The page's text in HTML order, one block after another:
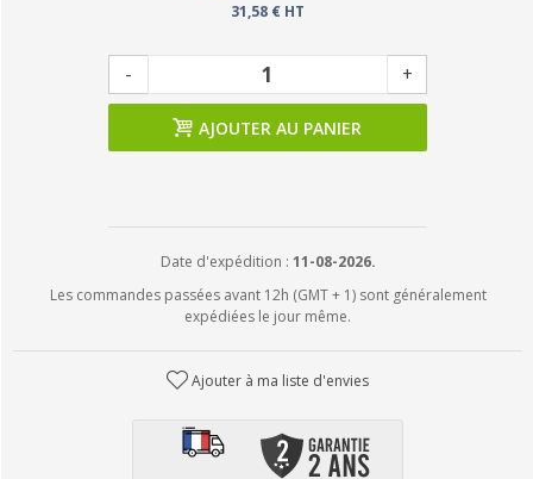
31,58 € HT
- +
AJOUTER AU PANIER
Date d'expédition : 11-08-2026.
Les commandes passées avant 12h (GMT + 1) sont généralement
expédiées le jour même.
Ajouter à ma liste d'envies